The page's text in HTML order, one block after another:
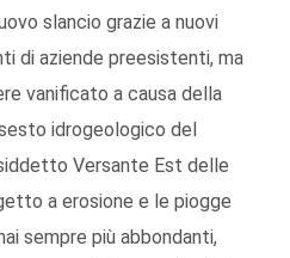
slancio grazie a nuovi
di aziende preesistenti, ma
vanificato a causa della
idrogeologico del
Versante Est delle
a erosione e le piogge
sempre più abbondanti,